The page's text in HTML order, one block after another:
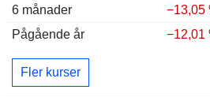
6 månader
−13,05
Pågående år
−12,01
Fler kurser